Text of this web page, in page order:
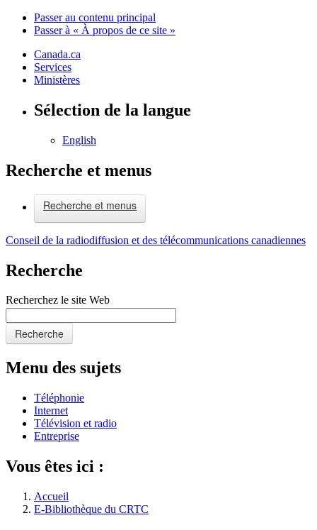
Passer au contenu principal
Passer à « À propos de ce site »
Canada.ca
Services
Ministères
Sélection de la langue
English
Recherche et menus
Recherche et menus
Conseil de la radiodiffusion et des télécommunications canadiennes
Recherche
Recherchez le site Web
Recherche
Menu des sujets
Téléphonie
Internet
Télévision et radio
Entreprise
Vous êtes ici :
Accueil
E-Bibliothèque du CRTC